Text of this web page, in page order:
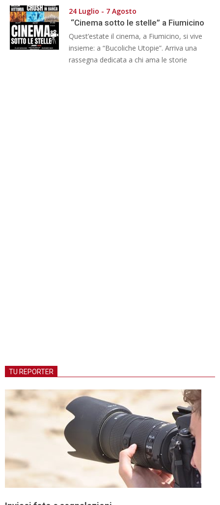
24 Luglio - 7 Agosto
“Cinema sotto le stelle” a Fiumicino
Quest’estate il cinema, a Fiumicino, si vive
insieme: a “Bucoliche Utopie”. Arriva una
rassegna dedicata a chi ama le storie
TU REPORTER